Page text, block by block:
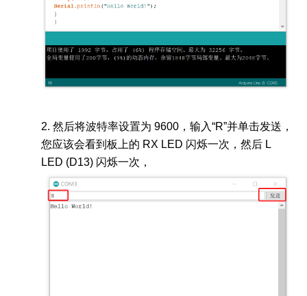
2. 然后将波特率设置为 9600，输入“R”并单击发送，
您应该会看到板上的 RX LED 闪烁一次，然后 L
LED (D13) 闪烁一次，